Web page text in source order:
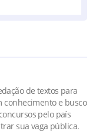
de textos para
conhecimento e busco
pelo país
sua vaga pública.